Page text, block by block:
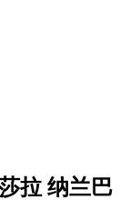
拉 纳兰巴